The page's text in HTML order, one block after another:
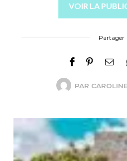
VOIR LA
Partager
PAR